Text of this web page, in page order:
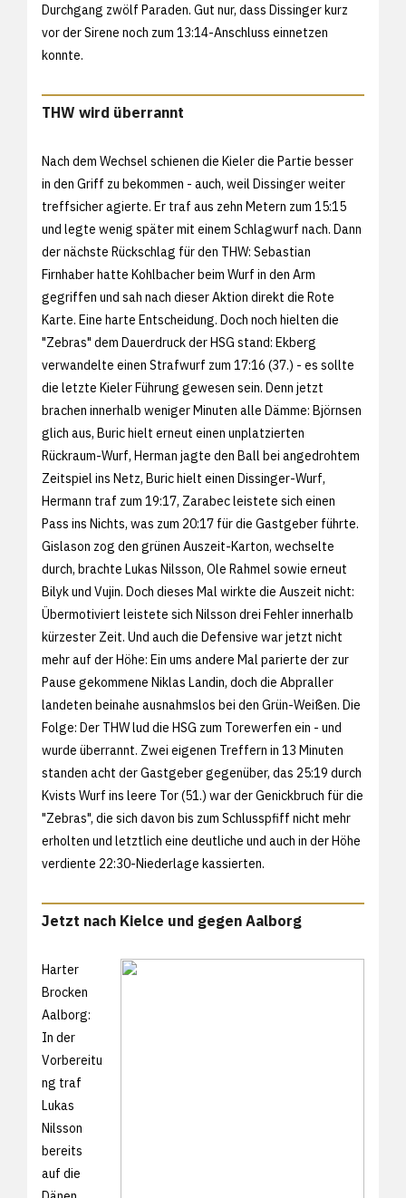
Durchgang zwölf Paraden. Gut nur, dass Dissinger kurz
vor der Sirene noch zum 13:14-Anschluss einnetzen
konnte.
THW wird überrannt
Nach dem Wechsel schienen die Kieler die Partie besser
in den Griff zu bekommen - auch, weil Dissinger weiter
treffsicher agierte. Er traf aus zehn Metern zum 15:15
und legte wenig später mit einem Schlagwurf nach. Dann
der nächste Rückschlag für den THW: Sebastian
Firnhaber hatte Kohlbacher beim Wurf in den Arm
gegriffen und sah nach dieser Aktion direkt die Rote
Karte. Eine harte Entscheidung. Doch noch hielten die
"Zebras" dem Dauerdruck der HSG stand: Ekberg
verwandelte einen Strafwurf zum 17:16 (37.) - es sollte
die letzte Kieler Führung gewesen sein. Denn jetzt
brachen innerhalb weniger Minuten alle Dämme: Björnsen
glich aus, Buric hielt erneut einen unplatzierten
Rückraum-Wurf, Herman jagte den Ball bei angedrohtem
Zeitspiel ins Netz, Buric hielt einen Dissinger-Wurf,
Hermann traf zum 19:17, Zarabec leistete sich einen
Pass ins Nichts, was zum 20:17 für die Gastgeber führte.
Gislason zog den grünen Auszeit-Karton, wechselte
durch, brachte Lukas Nilsson, Ole Rahmel sowie erneut
Bilyk und Vujin. Doch dieses Mal wirkte die Auszeit nicht:
Übermotiviert leistete sich Nilsson drei Fehler innerhalb
kürzester Zeit. Und auch die Defensive war jetzt nicht
mehr auf der Höhe: Ein ums andere Mal parierte der zur
Pause gekommene Niklas Landin, doch die Abpraller
landeten beinahe ausnahmslos bei den Grün-Weißen. Die
Folge: Der THW lud die HSG zum Torewerfen ein - und
wurde überrannt. Zwei eigenen Treffern in 13 Minuten
standen acht der Gastgeber gegenüber, das 25:19 durch
Kvists Wurf ins leere Tor (51.) war der Genickbruch für die
"Zebras", die sich davon bis zum Schlusspfiff nicht mehr
erholten und letztlich eine deutliche und auch in der Höhe
verdiente 22:30-Niederlage kassierten.
Jetzt nach Kielce und gegen Aalborg
Harter
Brocken
Aalborg:
In der
Vorbereitu
ng traf
Lukas
Nilsson
bereits
auf die